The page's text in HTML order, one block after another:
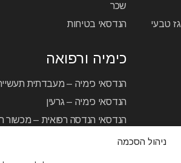
ניהול הסכמה
טבעי
שכר
הנדסאי בטיחות
כימיה ורפואה
הנדסאי כימיה – מעבדתית
הנדסאי כימיה – גרעין
הנדסאי הנדסה רפואית – מכשור